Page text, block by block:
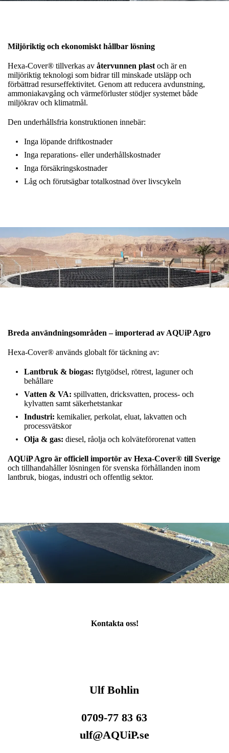
Miljöriktig och ekonomiskt hållbar lösning
Hexa-Cover® tillverkas av återvunnen plast och är en
miljöriktig teknologi som bidrar till minskade utsläpp och
förbättrad resurseffektivitet. Genom att reducera avdunstning,
ammoniakavgång och värmeförluster stödjer systemet både
miljökrav och klimatmål.
Den underhållsfria konstruktionen innebär:
Inga löpande driftkostnader
Inga reparations- eller underhållskostnader
Inga försäkringskostnader
Låg och förutsägbar totalkostnad över livscykeln
Breda användningsområden – importerad av AQUiP Agro
Hexa-Cover® används globalt för täckning av:
Lantbruk & biogas: flytgödsel, rötrest, laguner och
behållare
Vatten & VA: spillvatten, dricksvatten, process- och
kylvatten samt säkerhetstankar
Industri: kemikalier, perkolat, eluat, lakvatten och
processvätskor
Olja & gas: diesel, råolja och kolväteförorenat vatten
AQUiP Agro är officiell importör av Hexa-Cover® till Sverige
och tillhandahåller lösningen för svenska förhållanden inom
lantbruk, biogas, industri och offentlig sektor.
Kontakta oss!
Ulf Bohlin
0709-77 83 63
ulf@AQUiP.se